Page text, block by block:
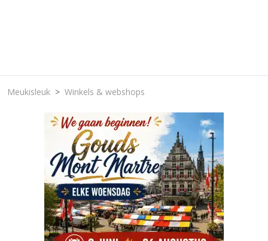
Meukisleuk Winkels & webshops